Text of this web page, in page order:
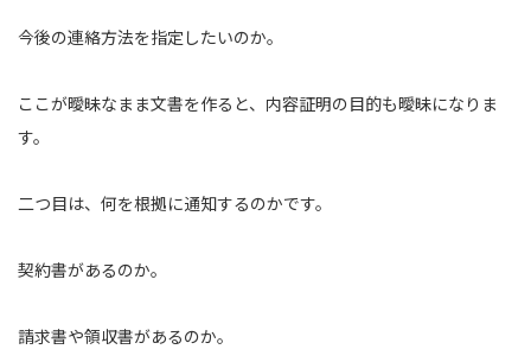
今後の連絡方法を指定したいのか。
ここが曖昧なまま文書を作ると、内容証明の目的も曖昧になりま
す。
二つ目は、何を根拠に通知するのかです。
契約書があるのか。
請求書や領収書があるのか。